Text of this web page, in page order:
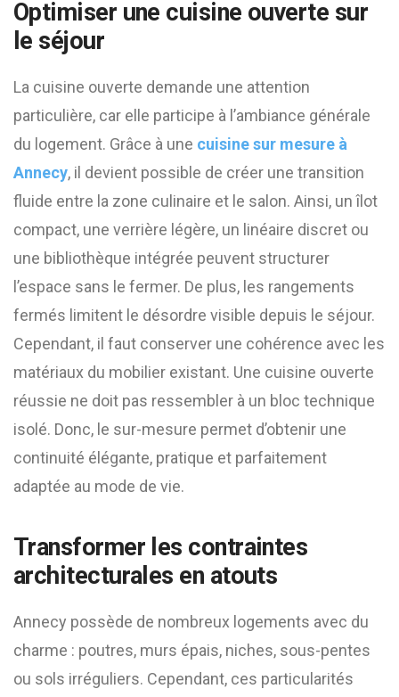
Optimiser une cuisine ouverte sur
le séjour
La cuisine ouverte demande une attention
particulière, car elle participe à l’ambiance générale
du logement. Grâce à une cuisine sur mesure à
Annecy, il devient possible de créer une transition
fluide entre la zone culinaire et le salon. Ainsi, un îlot
compact, une verrière légère, un linéaire discret ou
une bibliothèque intégrée peuvent structurer
l’espace sans le fermer. De plus, les rangements
fermés limitent le désordre visible depuis le séjour.
Cependant, il faut conserver une cohérence avec les
matériaux du mobilier existant. Une cuisine ouverte
réussie ne doit pas ressembler à un bloc technique
isolé. Donc, le sur-mesure permet d’obtenir une
continuité élégante, pratique et parfaitement
adaptée au mode de vie.
Transformer les contraintes
architecturales en atouts
Annecy possède de nombreux logements avec du
charme : poutres, murs épais, niches, sous-pentes
ou sols irréguliers. Cependant, ces particularités